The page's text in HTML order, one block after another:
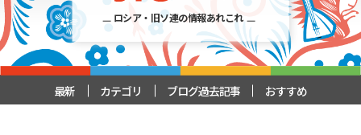
ロシア・旧ソ連の情報あれこれ
最新 カテゴリ ブログ過去記事 おすすめ